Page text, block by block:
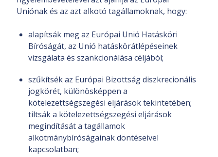
Uniónak és az azt alkotó tagállamoknak, hogy:
alapítsák meg az Európai Unió Hatásköri
Bíróságát, az Unió hatáskörátlépéseinek
vizsgálata és szankcionálása céljából;
szűkítsék az Európai Bizottság diszkrecionális
jogkörét, különösképpen a
kötelezettségszegési eljárások tekintetében;
tiltsák a kötelezettségszegési eljárások
megindítását a tagállamok
alkotmánybíróságainak döntéseivel
kapcsolatban;